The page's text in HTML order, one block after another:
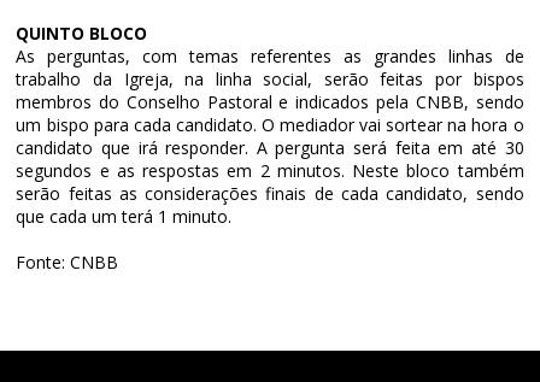
QUINTO BLOCO
As perguntas, com temas referentes as grandes linhas de
trabalho da Igreja, na linha social, serão feitas por bispos
membros do Conselho Pastoral e indicados pela CNBB, sendo
um bispo para cada candidato. O mediador vai sortear na hora o
candidato que irá responder. A pergunta será feita em até 30
segundos e as respostas em 2 minutos. Neste bloco também
serão feitas as considerações finais de cada candidato, sendo
que cada um terá 1 minuto.
Fonte: CNBB